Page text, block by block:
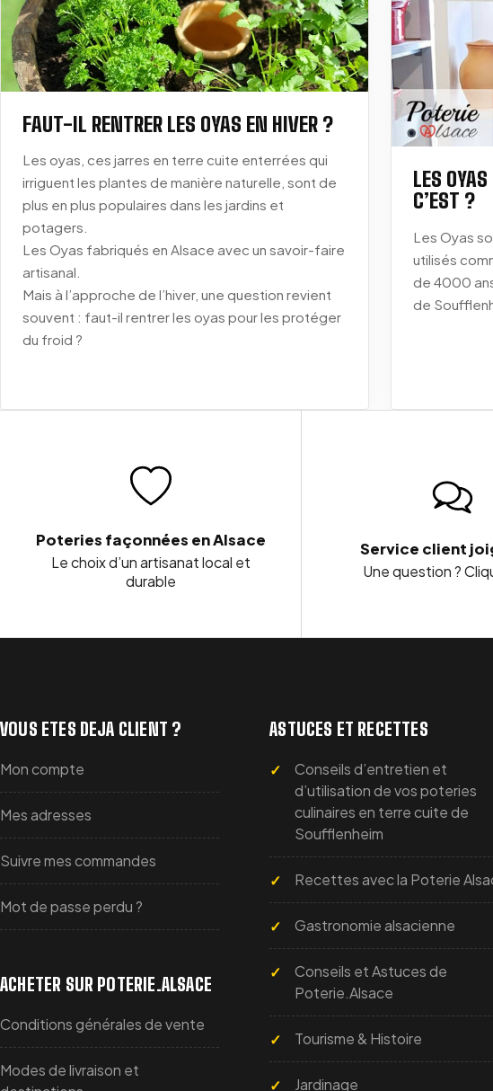
FAUT-IL RENTRER LES OYAS EN HIVER ?
Les oyas, ces jarres en terre cuite enterrées qui
irriguent les plantes de manière naturelle, sont de
plus en plus populaires dans les jardins et
potagers.
Les Oyas fabriqués en Alsace avec un savoir-faire
artisanal.
Mais à l’approche de l’hiver, une question revient
souvent : faut-il rentrer les oyas pour les protéger
du froid ?
LES
C’EST ?
Les Oyas
utilisés
de 4000
de
Poteries façonnées en Alsace
Le choix d’un artisanat local et
durable
Service client
Une question ?
VOUS ETES DEJA CLIENT ?
Mon compte
Mes adresses
Suivre mes commandes
Mot de passe perdu ?
ACHETER SUR POTERIE.ALSACE
Conditions générales de vente
Modes de livraison et
ASTUCES ET RECETTES
Conseils d’entretien et
d’utilisation de vos poteries
culinaires en terre cuite de
Soufflenheim
Recettes avec la Poterie
Gastronomie alsacienne
Conseils et Astuces de
Poterie.Alsace
Tourisme & Histoire
Jardinage